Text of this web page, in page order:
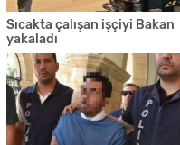
Sıcakta çalışan işçiyi Bakan
yakaladı